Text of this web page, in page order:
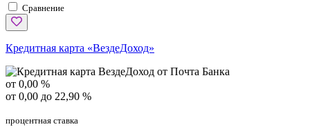
Сравнение
Кредитная карта «ВездеДоход»
от 0,00 %
от 0,00 до 22,90 %
процентная ставка